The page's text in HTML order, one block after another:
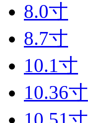
8.0寸
8.7寸
10.1寸
10.36寸